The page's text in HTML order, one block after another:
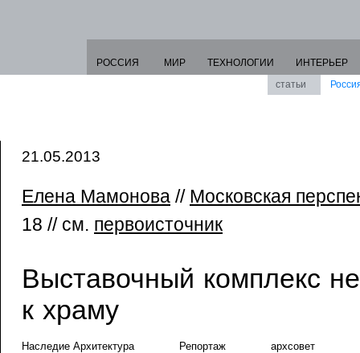
РОССИЯ МИР ТЕХНОЛОГИИ
ИНТЕРЬЕР
статьи
21.05.2013
Елена Мамонова // Московская
18 // см. первоисточник
Выставочный комплекс
к храму
Наследие Архитектура Репортаж архсовет